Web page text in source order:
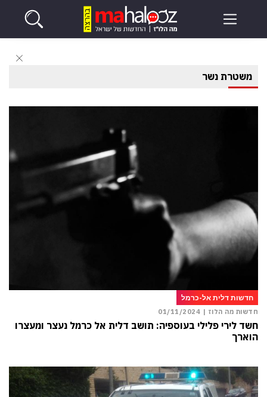
משטרת נשר
חדשות דלית אל-כרמל
חדשות מה הלוז | 01/11/2024
חשד לירי פלילי בעוספיה: תושב דלית אל כרמל נעצר ומעצרו
הוארך